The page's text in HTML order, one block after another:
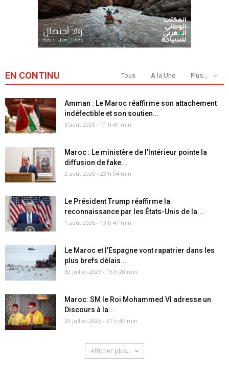
EN CONTINU Tous A la Une Plus...
Amman : Le Maroc réaffirme son attachement
indéfectible et son soutien...
6 août 2026 - 11 h 41 min
Maroc : Le ministère de l’Intérieur pointe la
diffusion de fake...
2 août 2026 - 23 h 04 min
Le Président Trump réaffirme la
reconnaissance par les États-Unis de la...
1 août 2026 - 13 h 47 min
Le Maroc et l’Espagne vont rapatrier dans les
plus brefs délais...
30 juillet 2026 - 16 h 28 min
Maroc: SM le Roi Mohammed VI adresse un
Discours à la...
29 juillet 2026 - 21 h 47 min
Afficher plus...